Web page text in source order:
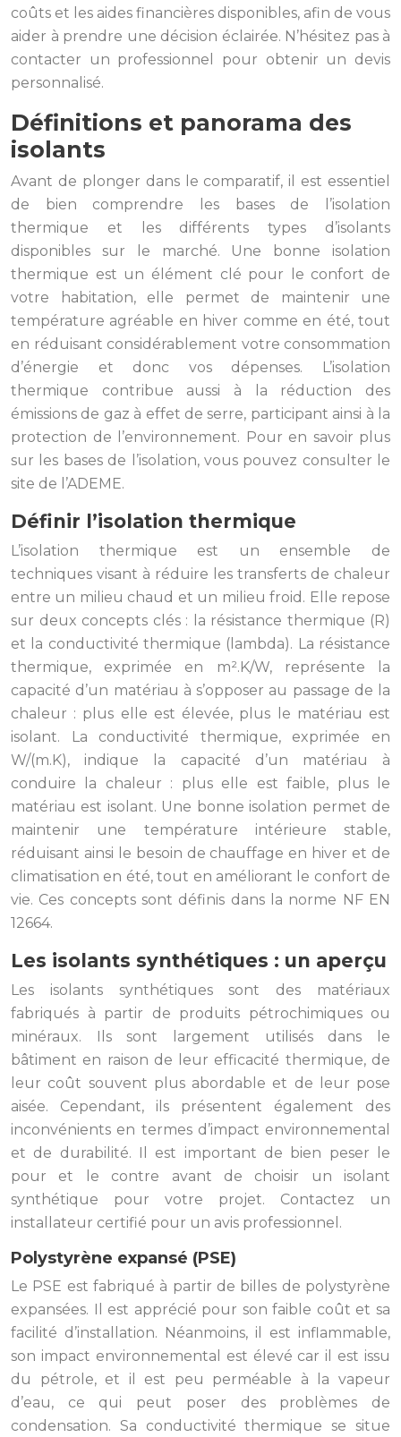
coûts et les aides financières disponibles, afin de vous
aider à prendre une décision éclairée. N’hésitez pas à
contacter un professionnel pour obtenir un devis
personnalisé.
Définitions et panorama des
isolants
Avant de plonger dans le comparatif, il est essentiel
de bien comprendre les bases de l’isolation
thermique et les différents types d’isolants
disponibles sur le marché. Une bonne isolation
thermique est un élément clé pour le confort de
votre habitation, elle permet de maintenir une
température agréable en hiver comme en été, tout
en réduisant considérablement votre consommation
d’énergie et donc vos dépenses. L’isolation
thermique contribue aussi à la réduction des
émissions de gaz à effet de serre, participant ainsi à la
protection de l’environnement. Pour en savoir plus
sur les bases de l’isolation, vous pouvez consulter le
site de l’ADEME.
Définir l’isolation thermique
L’isolation thermique est un ensemble de
techniques visant à réduire les transferts de chaleur
entre un milieu chaud et un milieu froid. Elle repose
sur deux concepts clés : la résistance thermique (R)
et la conductivité thermique (lambda). La résistance
thermique, exprimée en m².K/W, représente la
capacité d’un matériau à s’opposer au passage de la
chaleur : plus elle est élevée, plus le matériau est
isolant. La conductivité thermique, exprimée en
W/(m.K), indique la capacité d’un matériau à
conduire la chaleur : plus elle est faible, plus le
matériau est isolant. Une bonne isolation permet de
maintenir une température intérieure stable,
réduisant ainsi le besoin de chauffage en hiver et de
climatisation en été, tout en améliorant le confort de
vie. Ces concepts sont définis dans la norme NF EN
12664.
Les isolants synthétiques : un aperçu
Les isolants synthétiques sont des matériaux
fabriqués à partir de produits pétrochimiques ou
minéraux. Ils sont largement utilisés dans le
bâtiment en raison de leur efficacité thermique, de
leur coût souvent plus abordable et de leur pose
aisée. Cependant, ils présentent également des
inconvénients en termes d’impact environnemental
et de durabilité. Il est important de bien peser le
pour et le contre avant de choisir un isolant
synthétique pour votre projet. Contactez un
installateur certifié pour un avis professionnel.
Polystyrène expansé (PSE)
Le PSE est fabriqué à partir de billes de polystyrène
expansées. Il est apprécié pour son faible coût et sa
facilité d’installation. Néanmoins, il est inflammable,
son impact environnemental est élevé car il est issu
du pétrole, et il est peu perméable à la vapeur
d’eau, ce qui peut poser des problèmes de
condensation. Sa conductivité thermique se situe